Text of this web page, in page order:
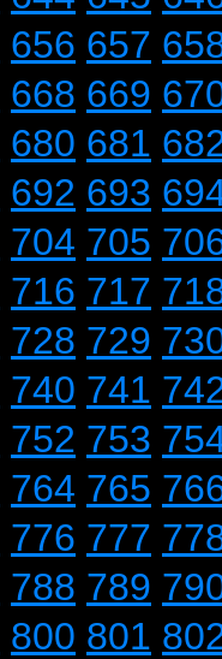
656 657
668 669
680 681
692 693
704 705
716 717
728 729
740 741
752 753
764 765
776 777
788 789
800 801